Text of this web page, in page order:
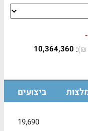
₪)
:
10,364,360
ביצועים
19,690